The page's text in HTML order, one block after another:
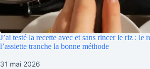
J’ai testé la recette avec et sans rincer le riz : le
l’assiette tranche la bonne méthode
31 mai 2026